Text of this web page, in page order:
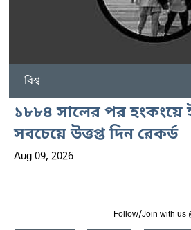
বিশ্ব
১৮৮৪ সালের পর হংকংয়ে
সবচেয়ে উত্তপ্ত দিন রেকর্ড
Aug 09, 2026
Follow/Join with us